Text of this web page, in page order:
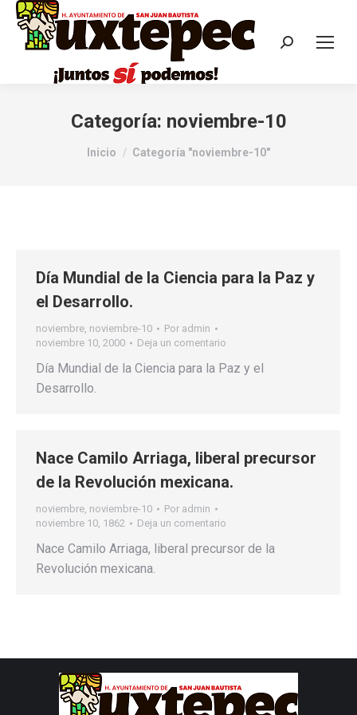
Categoría: noviembre-10
Estás aquí:
Inicio Categoría "noviembre-10"
Día Mundial de la Ciencia para la Paz y
el Desarrollo.
noviembre, noviembre-10 Por admin
noviembre 10, 2000
Deja un comentario
Día Mundial de la Ciencia para la Paz y el
Desarrollo.
Nace Camilo Arriaga, liberal precursor
de la Revolución mexicana.
noviembre, noviembre-10 Por admin
noviembre 10, 1862
Deja un comentario
Nace Camilo Arriaga, liberal precursor de la
Revolución mexicana.